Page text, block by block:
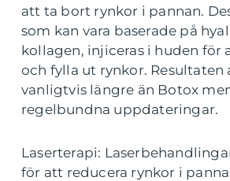
att ta bort rynkor i pannan.
som kan vara baserade på
kollagen, injiceras i huden för
och fylla ut rynkor. Resultaten
vanligtvis längre än Botox
regelbundna uppdateringar.
Laserterapi:
för att reducera rynkor i